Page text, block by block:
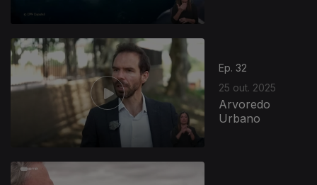
Ep. 32
25 out. 2025
Arvoredo
Urbano
881245